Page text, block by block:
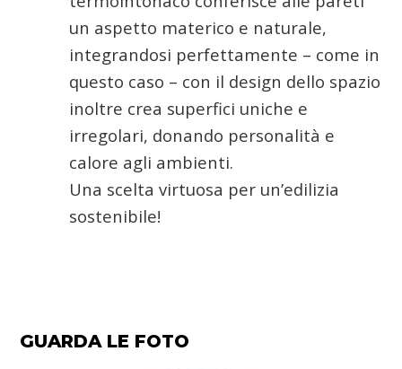
un aspetto materico e naturale,
integrandosi perfettamente – come in
questo caso – con il design dello spazio
inoltre crea superfici uniche e
irregolari, donando personalità e
calore agli ambienti.
Una scelta virtuosa per un’edilizia
sostenibile!
GUARDA LE FOTO